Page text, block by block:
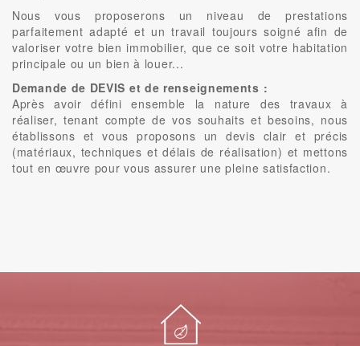
Nous vous proposerons un niveau de prestations
parfaitement adapté et un travail toujours soigné afin de
valoriser votre bien immobilier, que ce soit votre habitation
principale ou un bien à louer...
Demande de DEVIS et de renseignements :
Après avoir défini ensemble la nature des travaux à
réaliser, tenant compte de vos souhaits et besoins, nous
établissons et vous proposons un devis clair et précis
(matériaux, techniques et délais de réalisation) et mettons
tout en œuvre pour vous assurer une pleine satisfaction.